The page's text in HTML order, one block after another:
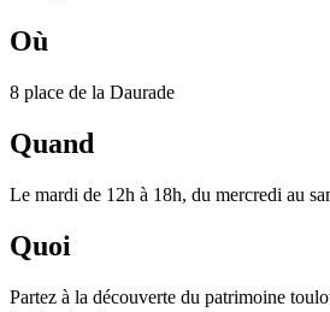
Où
8 place de la Daurade
Quand
Le mardi de 12h à 18h, du mercredi au
Quoi
Partez à la découverte du patrimoine